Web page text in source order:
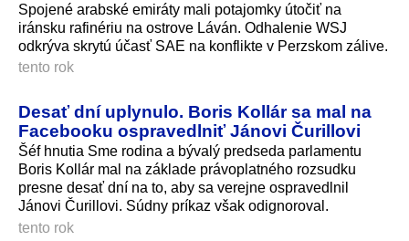
Spojené arabské emiráty mali potajomky útočiť na
iránsku rafinériu na ostrove Láván. Odhalenie WSJ
odkrýva skrytú účasť SAE na konflikte v Perzskom zálive.
tento rok
Desať dní uplynulo. Boris Kollár sa mal na
Facebooku ospravedlniť Jánovi Čurillovi
Šéf hnutia Sme rodina a bývalý predseda parlamentu
Boris Kollár mal na základe právoplatného rozsudku
presne desať dní na to, aby sa verejne ospravedlnil
Jánovi Čurillovi. Súdny príkaz však odignoroval.
tento rok